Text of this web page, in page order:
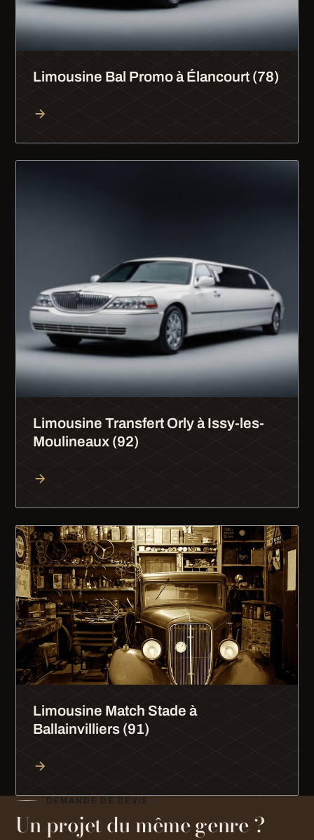
Limousine Bal Promo à Élancourt (78)
Limousine Transfert Orly à Issy-les-
Moulineaux (92)
Limousine Match Stade à
Ballainvilliers (91)
DEMANDE DE DEVIS
Un projet du même genre ?